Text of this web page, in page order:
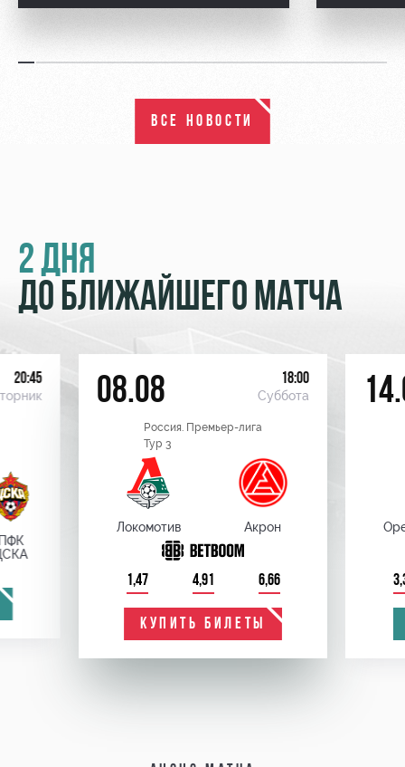
ВСЕ НОВОСТИ
2 ДНЯ
ДО БЛИЖАЙШЕГО МАТЧА
20:45 08.08 18:00
Суббота
Россия. Премьер-лига
Тур 3
Локомотив Акрон
1,47 4,91 6,66
КУПИТЬ БИЛЕТЫ